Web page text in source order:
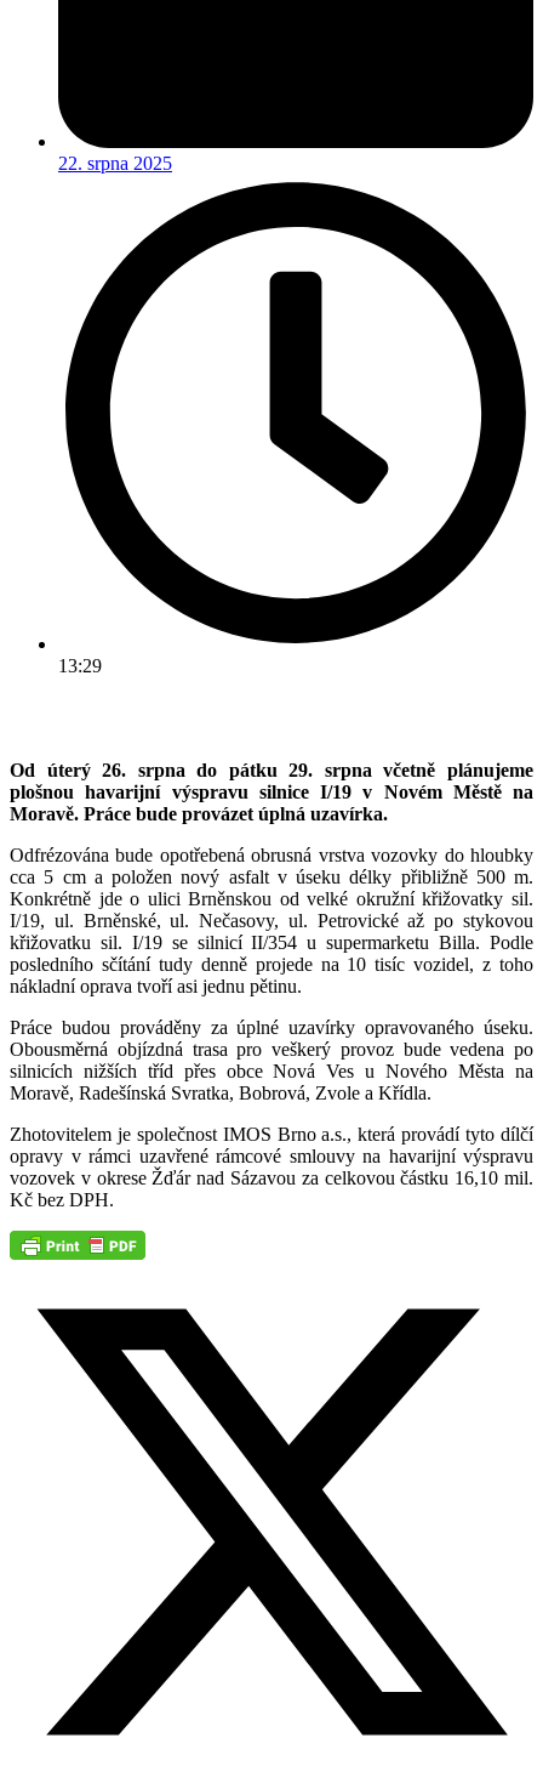
22. srpna 2025
13:29
Od úterý 26. srpna do pátku 29. srpna včetně plánujeme
plošnou havarijní výspravu silnice I/19 v Novém Městě na
Moravě. Práce bude provázet úplná uzavírka.
Odfrézována bude opotřebená obrusná vrstva vozovky do hloubky
cca 5 cm a položen nový asfalt v úseku délky přibližně 500 m.
Konkrétně jde o ulici Brněnskou od velké okružní křižovatky sil.
I/19, ul. Brněnské, ul. Nečasovy, ul. Petrovické až po stykovou
křižovatku sil. I/19 se silnicí II/354 u supermarketu Billa. Podle
posledního sčítání tudy denně projede na 10 tisíc vozidel, z toho
nákladní oprava tvoří asi jednu pětinu.
Práce budou prováděny za úplné uzavírky opravovaného úseku.
Obousměrná objízdná trasa pro veškerý provoz bude vedena po
silnicích nižších tříd přes obce Nová Ves u Nového Města na
Moravě, Radešínská Svratka, Bobrová, Zvole a Křídla.
Zhotovitelem je společnost IMOS Brno a.s., která provádí tyto dílčí
opravy v rámci uzavřené rámcové smlouvy na havarijní výspravu
vozovek v okrese Žďár nad Sázavou za celkovou částku 16,10 mil.
Kč bez DPH.